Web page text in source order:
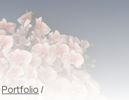
Portfolio /